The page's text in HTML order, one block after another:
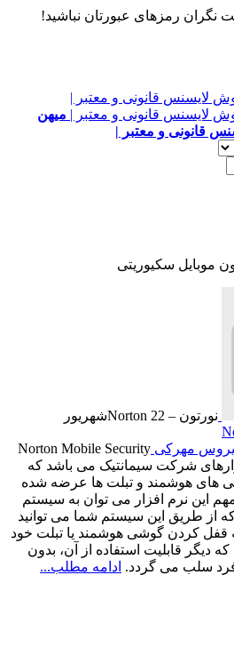
نگران رمزهای عبورتان نباشید!
میهن
قانونی و معتبر |
موبایل سکیوریتی
نورتون – Norton 22
شهریور
مهرکی Norton Mobile Security
شرکت سیمانتیک می باشد که
های هوشمند و تبلت ها عرضه شده
این نرم افزار می توان به سیستم
از طریق این سیستم شما می توانید
قفل کردن گوشی هوشمند یا تبلت خود
دیگر قابلیت استفاده از آن، بدون
فرد سلب می گردد. ادامه مطلب...